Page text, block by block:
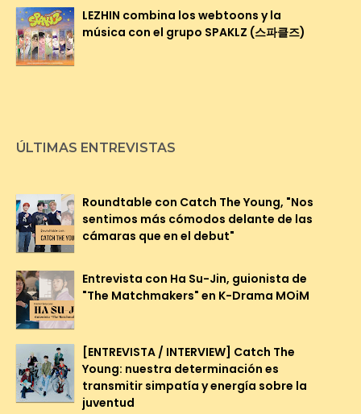
LEZHIN combina los webtoons y la
música con el grupo SPAKLZ (스파클즈)
ÚLTIMAS ENTREVISTAS
Roundtable con Catch The Young, "Nos
sentimos más cómodos delante de las
cámaras que en el debut"
Entrevista con Ha Su-Jin, guionista de
"The Matchmakers" en K-Drama MOiM
[ENTREVISTA / INTERVIEW] Catch The
Young: nuestra determinación es
transmitir simpatía y energía sobre la
juventud